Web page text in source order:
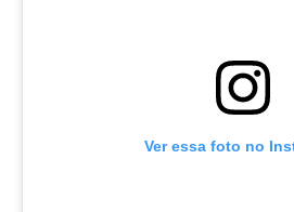
Ver essa foto no